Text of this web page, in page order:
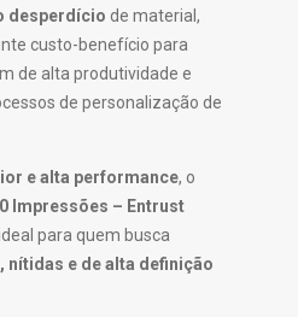
desperdício de material,
custo-benefício para
de alta produtividade e
de personalização de
e alta performance, o
Impressões – Entrust
para quem busca
nítidas e de alta definição